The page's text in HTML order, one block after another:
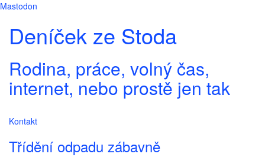
Mastodon
Deníček ze Stoda
Rodina, práce, volný čas,
internet, nebo prostě jen tak
Kontakt
Třídění odpadu zábavně